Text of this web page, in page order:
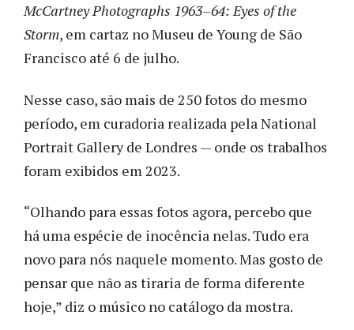
McCartney Photographs 1963–64: Eyes of the
Storm, em cartaz no Museu de Young de São
Francisco até 6 de julho.
Nesse caso, são mais de 250 fotos do mesmo
período, em curadoria realizada pela National
Portrait Gallery de Londres — onde os trabalhos
foram exibidos em 2023.
“Olhando para essas fotos agora, percebo que
há uma espécie de inocência nelas. Tudo era
novo para nós naquele momento. Mas gosto de
pensar que não as tiraria de forma diferente
hoje,” diz o músico no catálogo da mostra.